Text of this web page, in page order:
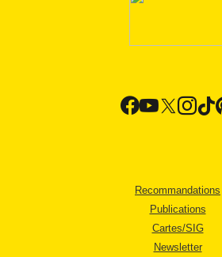
Recommandations
Publications
Cartes/SIG
Newsletter